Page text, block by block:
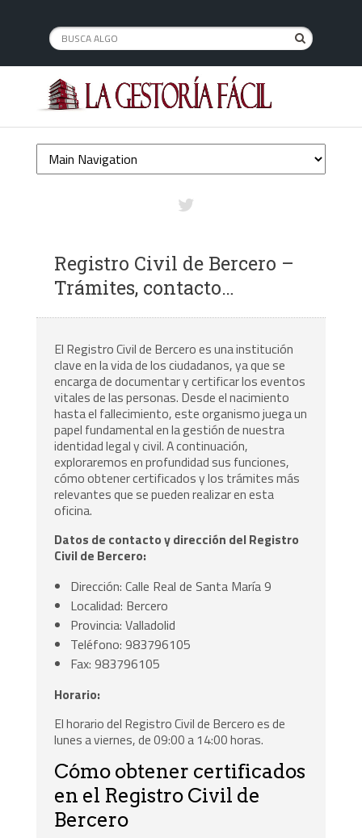
Registro Civil de Bercero –
Trámites, contacto…
El Registro Civil de Bercero es una institución
clave en la vida de los ciudadanos, ya que se
encarga de documentar y certificar los eventos
vitales de las personas. Desde el nacimiento
hasta el fallecimiento, este organismo juega un
papel fundamental en la gestión de nuestra
identidad legal y civil. A continuación,
exploraremos en profundidad sus funciones,
cómo obtener certificados y los trámites más
relevantes que se pueden realizar en esta
oficina.
Datos de contacto y dirección del Registro
Civil de Bercero:
Dirección: Calle Real de Santa María 9
Localidad: Bercero
Provincia: Valladolid
Teléfono: 983796105
Fax: 983796105
Horario:
El horario del Registro Civil de Bercero es de
lunes a viernes, de 09:00 a 14:00 horas.
Cómo obtener certificados
en el Registro Civil de
Bercero